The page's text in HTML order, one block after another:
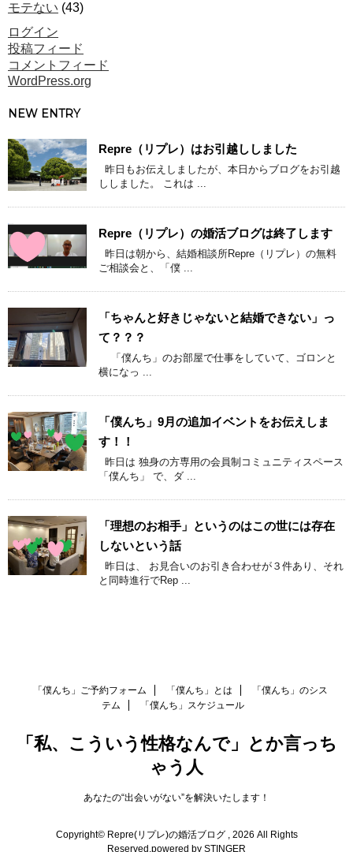
モテない (43)
ログイン
投稿フィード
コメントフィード
WordPress.org
NEW ENTRY
Repre（リプレ）はお引越ししました
昨日もお伝えしましたが、本日からブログをお引越
ししました。 これは ...
Repre（リプレ）の婚活ブログは終了します
昨日は朝から、結婚相談所Repre（リプレ）の無料
ご相談会と、「僕 ...
「ちゃんと好きじゃないと結婚できない」っ
て？？？
「僕んち」のお部屋で仕事をしていて、ゴロンと
横になっ ...
「僕んち」9月の追加イベントをお伝えしま
す！！
昨日は 独身の方専用の会員制コミュニティスペース
「僕んち」 で、ダ ...
「理想のお相手」というのはこの世には存在
しないという話
昨日は、 お見合いのお引き合わせが３件あり、それ
と同時進行でRep ...
「僕んち」ご予約フォーム 「僕んち」とは
「僕んち」のシス
テム
「僕んち」スケジュール
「私、こういう性格なんで」とか言っち
ゃう人
あなたの“出会いがない”を解決いたします！
Copyright© Repre(リプレ)の婚活ブログ , 2026 All Rights
Reserved.powered by STINGER